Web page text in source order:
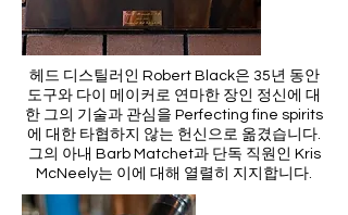
헤드 디스틸러인 Robert Black은 35년 동안
도구와 다이 메이커로 연마한 장인 정신에 대
한 그의 기술과 관심을 Perfecting fine spirits
에 대한 타협하지 않는 헌신으로 옮겼습니다.
그의 아내 Barb Matchet과 단독 직원인 Kris
McNeely는 이에 대해 열렬히 지지합니다.